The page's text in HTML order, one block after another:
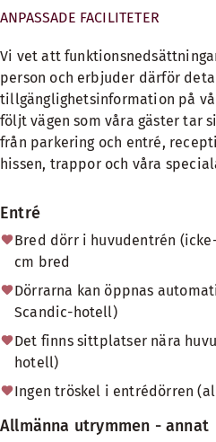
ANPASSADE FACILITETER
Vi vet att
person och erbjuder därför
tillgänglighetsinformation på
följt vägen som våra gäster tar
från parkering och entré,
hissen, trappor och våra
Entré
Bred dörr i huvudentrén
cm bred
Dörrarna kan öppnas
Scandic-hotell)
Det finns sittplatser nära
hotell)
Ingen tröskel i entrédörren
Allmänna utrymmen - annat